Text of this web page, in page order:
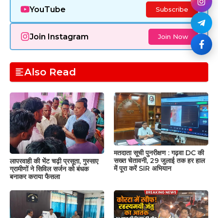
YouTube Subscribe
Join Instagram Join Now
Also Read
लापरवाही की भेंट चढ़ी प्रसूता, गुस्साए
ग्रामीणों ने सिविल सर्जन को बंधक
बनाकर कराया फैसला
मतदाता सूची पुनरीक्षण : गढ़वा DC की
सख्त चेतावनी, 29 जुलाई तक हर हाल
में पूरा करें SIR अभियान